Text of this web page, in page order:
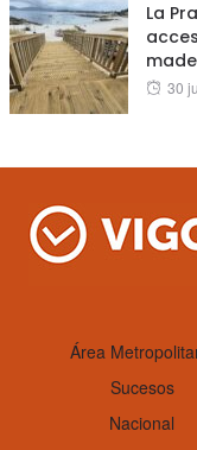
La
30
Área
Sucesos
Nacional